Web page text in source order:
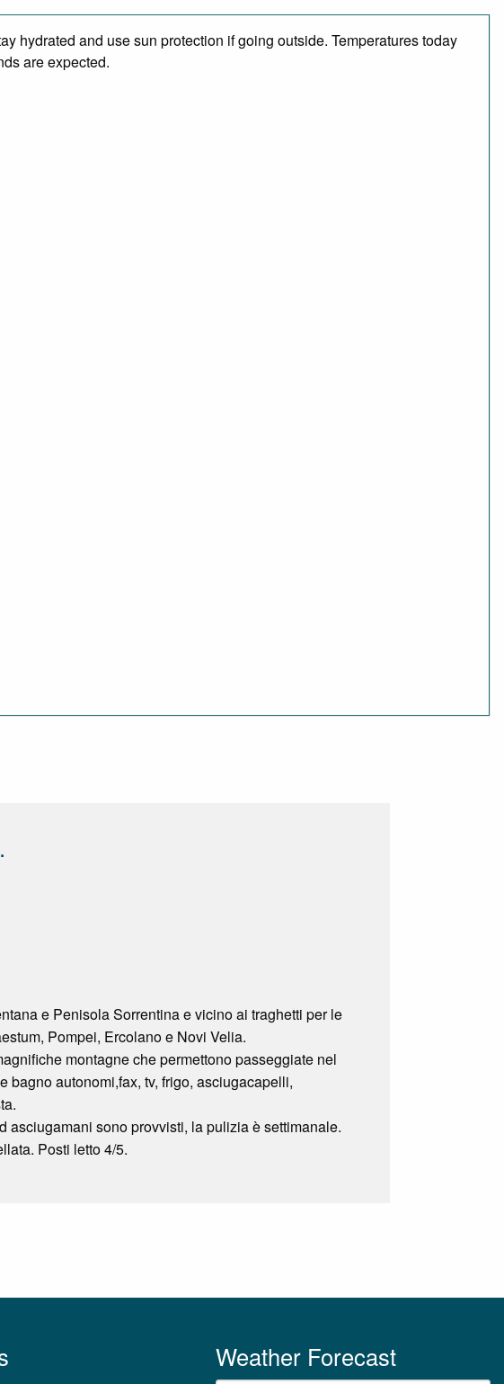
hydrated and use sun protection if going outside. Temperatures today
are expected.
e Penisola Sorrentina e vicino ai traghetti per le
Pompei, Ercolano e Novi Velia.
montagne che permettono passeggiate nel
bagno autonomi,fax, tv, frigo, asciugacapelli,
sono provvisti, la pulizia è settimanale.
Posti letto 4/5.
Weather Forecast